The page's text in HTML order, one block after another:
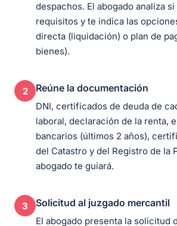
despachos. El abogado analiza
requisitos y te indica las
directa (liquidación) o plan de
bienes).
2 Reúne la documentación
DNI, certificados de deuda de
laboral, declaración de la renta,
bancarios (últimos 2 años),
del Catastro y del Registro de la
abogado te guiará.
3 Solicitud al juzgado mercantil
El abogado presenta la solicitud